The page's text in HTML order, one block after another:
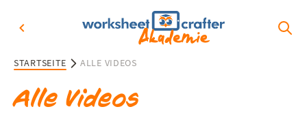
STARTSEITE ALLE VIDEOS
Alle Videos